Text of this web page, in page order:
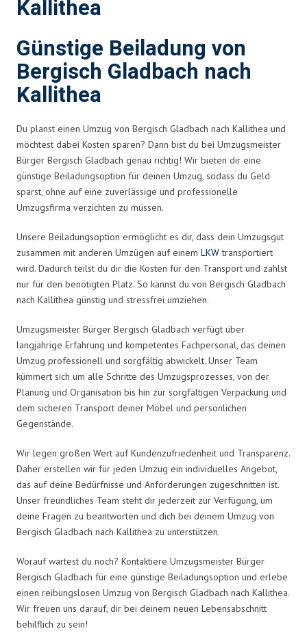
Kallithea
Günstige Beiladung von
Bergisch Gladbach nach
Kallithea
Du planst einen Umzug von Bergisch Gladbach nach Kallithea und
möchtest dabei Kosten sparen? Dann bist du bei Umzugsmeister
Bürger Bergisch Gladbach genau richtig! Wir bieten dir eine
günstige Beiladungsoption für deinen Umzug, sodass du Geld
sparst, ohne auf eine zuverlässige und professionelle
Umzugsfirma verzichten zu müssen.
Unsere Beiladungsoption ermöglicht es dir, dass dein Umzugsgut
zusammen mit anderen Umzügen auf einem LKWtransportiert
wird. Dadurch teilst du dir die Kosten für den Transport und zahlst
nur für den benötigten Platz. So kannst du von Bergisch Gladbach
nach Kallithea günstig und stressfrei umziehen.
Umzugsmeister Bürger Bergisch Gladbach verfügt über
langjährige Erfahrung und kompetentes Fachpersonal, das deinen
Umzug professionell und sorgfältig abwickelt. Unser Team
kümmert sich um alle Schritte des Umzugsprozesses, von der
Planung und Organisation bis hin zur sorgfältigen Verpackung und
dem sicheren Transport deiner Möbel und persönlichen
Gegenstände.
Wir legen großen Wert auf Kundenzufriedenheit und Transparenz.
Daher erstellen wir für jeden Umzug ein individuelles Angebot,
das auf deine Bedürfnisse und Anforderungen zugeschnitten ist.
Unser freundliches Team steht dir jederzeit zur Verfügung, um
deine Fragen zu beantworten und dich bei deinem Umzug von
Bergisch Gladbach nach Kallithea zu unterstützen.
Worauf wartest du noch? Kontaktiere Umzugsmeister Bürger
Bergisch Gladbach für eine günstige Beiladungsoption und erlebe
einen reibungslosen Umzug von Bergisch Gladbach nach Kallithea.
Wir freuen uns darauf, dir bei deinem neuen Lebensabschnitt
behilflich zu sein!